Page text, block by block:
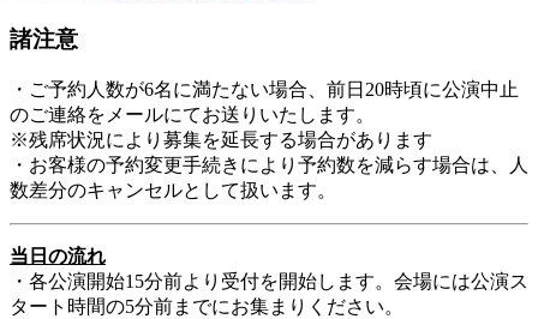
諸注意
・ご予約人数が6名に満たない場合、前日20時頃に公演中止
のご連絡をメールにてお送りいたします。
※残席状況により募集を延長する場合があります
・お客様の予約変更手続きにより予約数を減らす場合は、人
数差分のキャンセルとして扱います。
当日の流れ
・各公演開始15分前より受付を開始します。会場には公演ス
タート時間の5分前までにお集まりください。